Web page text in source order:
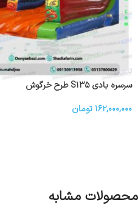
سرسره بادی S۱۳۵ طرح خرگوش
۱۶۲,۰۰۰,۰۰۰ تومان
محصولات مشابه